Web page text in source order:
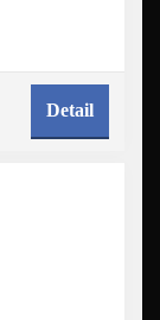
Detail